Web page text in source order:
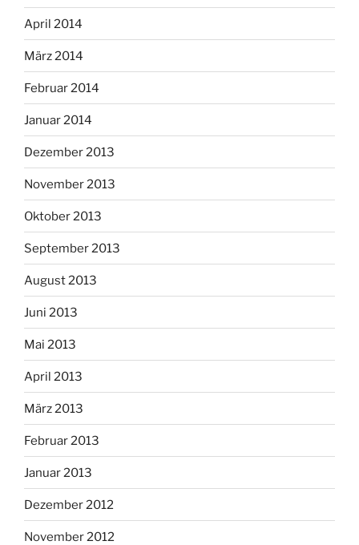
April 2014
März 2014
Februar 2014
Januar 2014
Dezember 2013
November 2013
Oktober 2013
September 2013
August 2013
Juni 2013
Mai 2013
April 2013
März 2013
Februar 2013
Januar 2013
Dezember 2012
November 2012